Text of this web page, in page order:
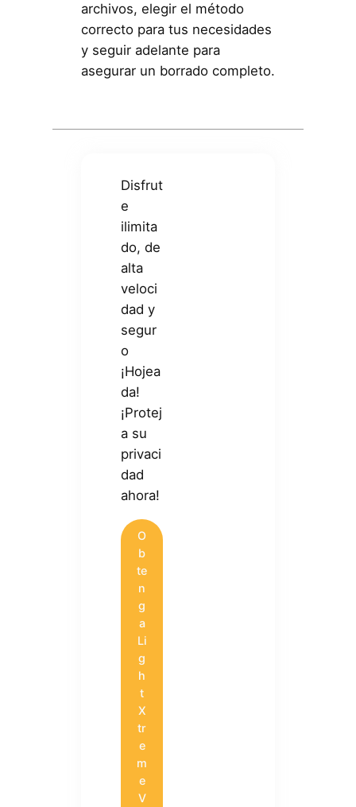
archivos, elegir el método
correcto para tus necesidades
y seguir adelante para
asegurar un borrado completo.
Disfrut
e
ilimita
do, de
alta
veloci
dad y
segur
o
¡Hojea
da!
¡Protej
a su
privaci
dad
ahora!
O
b
te
n
g
a
Li
g
h
t
X
tr
e
m
e
V